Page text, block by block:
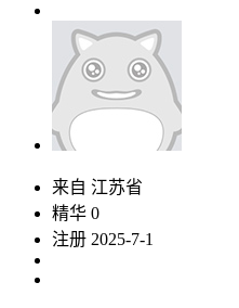
来自 江苏省
精华 0
注册 2025-7-1